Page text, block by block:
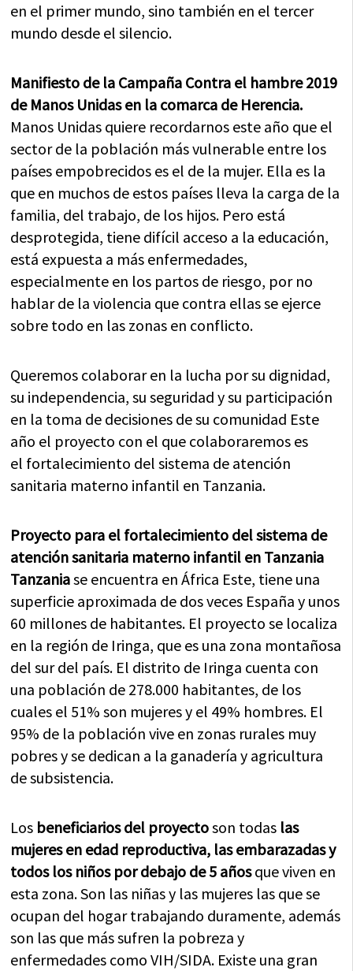
en el primer mundo, sino también en el tercer
mundo desde el silencio.
Manifiesto de la Campaña Contra el hambre 2019
de Manos Unidas en la comarca de Herencia.
Manos Unidas quiere recordarnos este año que el
sector de la población más vulnerable entre los
países empobrecidos es el de la mujer. Ella es la
que en muchos de estos países lleva la carga de la
familia, del trabajo, de los hijos. Pero está
desprotegida, tiene difícil acceso a la educación,
está expuesta a más enfermedades,
especialmente en los partos de riesgo, por no
hablar de la violencia que contra ellas se ejerce
sobre todo en las zonas en conflicto.
Queremos colaborar en la lucha por su dignidad,
su independencia, su seguridad y su participación
en la toma de decisiones de su comunidad Este
año el proyecto con el que colaboraremos es
el fortalecimiento del sistema de atención
sanitaria materno infantil en Tanzania.
Proyecto para el fortalecimiento del sistema de
atención sanitaria materno infantil en Tanzania
Tanzaniase encuentra en África Este, tiene una
superficie aproximada de dos veces España y unos
60 millones de habitantes. El proyecto se localiza
en la región de Iringa, que es una zona montañosa
del sur del país. El distrito de Iringa cuenta con
una población de 278.000 habitantes, de los
cuales el 51% son mujeres y el 49% hombres. El
95% de la población vive en zonas rurales muy
pobres y se dedican a la ganadería y agricultura
de subsistencia.
Los beneficiarios del proyectoson todas las
mujeres en edad reproductiva, las embarazadas y
todos los niños por debajo de 5 añosque viven en
esta zona. Son las niñas y las mujeres las que se
ocupan del hogar trabajando duramente, además
son las que más sufren la pobreza y
enfermedades como VIH/SIDA. Existe una gran